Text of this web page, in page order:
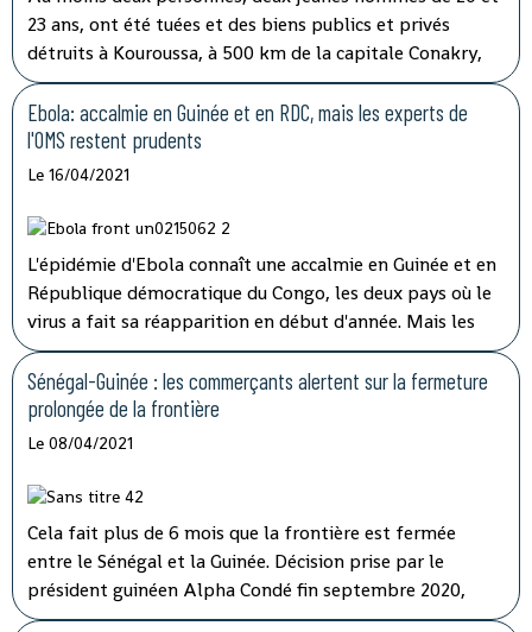
23 ans, ont été tuées et des biens publics et privés
détruits à Kouroussa, à 500 km de la capitale Conakry,
dans l'est de la Guinée, lors de heurts entre des
orpailleurs et les forces de l'ordre, samedi 17 avril. Ces
heurts ont éclaté lors de protestations d'orpailleurs
guinéens accusant les autorités guinéennes de les avoir
burkinabè.
Ebola: accalmie en Guinée et en RDC, mais les experts de
l'OMS restent prudents
Le 16/04/2021
L'épidémie d'Ebola connaît une accalmie en Guinée et en
République démocratique du Congo, les deux pays où le
virus a fait sa réapparition en début d'année. Mais les
experts de l'OMS Afrique restent très prudents car ils
manquent encore d'indicateurs fiables sur son évolution.
L'épidémie d'Ebola connaît une accalmie en Guinée et en
République démocratique du Congo, les deux pays où le
experts de l'OMS Afrique restent très prudents car ils
manquent encore d'indicateurs fiables sur son évolution.
Sénégal-Guinée : les commerçants alertent sur la fermeture
prolongée de la frontière
Le 08/04/2021
Cela fait plus de 6 mois que la frontière est fermée
entre le Sénégal et la Guinée. Décision prise par le
président guinéen Alpha Condé fin septembre 2020,
avant la présidentielle qui a mené à sa réélection. Motif